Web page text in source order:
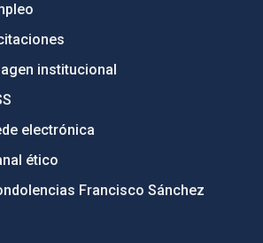
institucional
electrónica
ético
Francisco Sánchez